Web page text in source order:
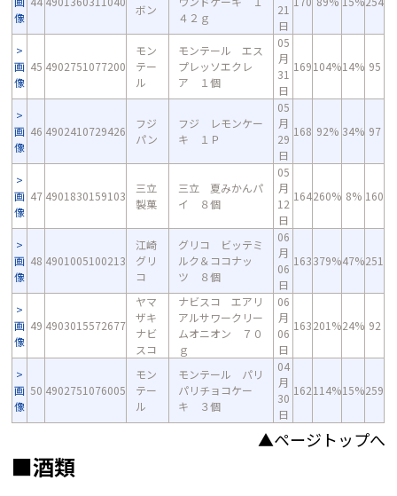
像
ボン
４２ｇ
21
日
画
像
45 4902751077200
モン
テー
ル
モンテール エス
プレッソエクレ
ア １個
05
月
31
日
169104%14% 95
画
像
46 4902410729426
フジ
パン
フジ レモンケー
キ １Ｐ
05
月
29
日
168 92% 34% 97
画
像
47 4901830159103
三立
製菓
三立 夏みかんパ
イ ８個
05
月
12
日
164260% 8% 160
画
像
48 4901005100213
江崎
グリ
コ
グリコ ビッテミ
ルク＆ココナッ
ツ ８個
06
月
06
日
163379%47%251
画
像
49 4903015572677
ヤマ
ザキ
ナビ
スコ
ナビスコ エアリ
アルサワークリー
ムオニオン ７０
ｇ
06
月
06
日
163201%24% 92
画
像
50 4902751076005
モン
テー
ル
モンテール パリ
パリチョコケー
キ ３個
04
月
30
日
162114%15%259
▲ページトップへ
■酒類